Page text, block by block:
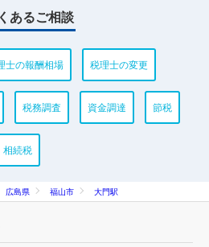
あるご相談
士の報酬相場 税理士の変更
税務調査 資金調達 節税
相続税
広島県 福山市 大門駅